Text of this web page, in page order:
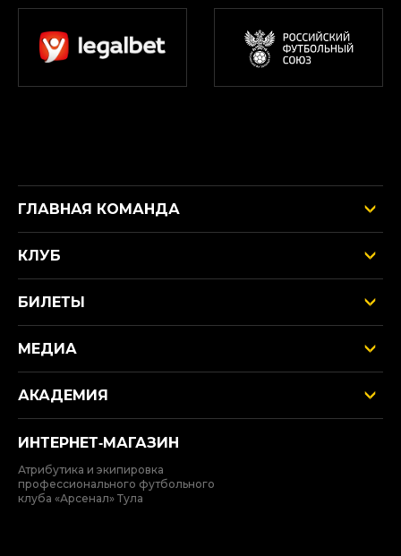
ГЛАВНАЯ КОМАНДА
КЛУБ
БИЛЕТЫ
МЕДИА
АКАДЕМИЯ
ИНТЕРНЕТ‑МАГАЗИН
Атрибутика и экипировка
профессионального футбольного
клуба «Арсенал» Тула